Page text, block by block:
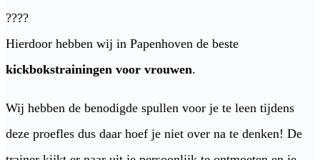
????
Hierdoor hebben wij in Papenhoven de beste
kickbokstrainingen voor vrouwen.
Wij hebben de benodigde spullen voor je te leen tijdens
deze proefles dus daar hoef je niet over na te denken! De